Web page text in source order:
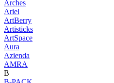
Arches
Ariel
ArtBerry
Artisticks
ArtSpace
Aura
Azienda
AМRA
B